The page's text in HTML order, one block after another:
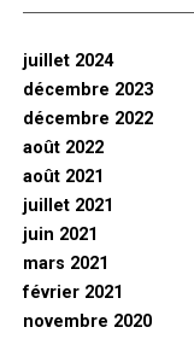
juillet 2024
décembre 2023
décembre 2022
août 2022
août 2021
juillet 2021
juin 2021
mars 2021
février 2021
novembre 2020